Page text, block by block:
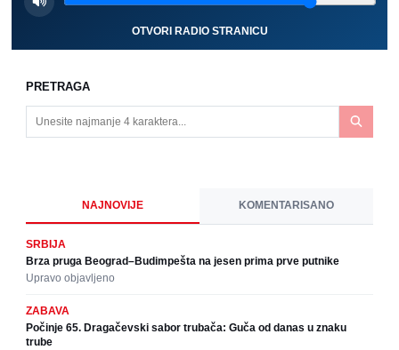
OTVORI RADIO STRANICU
PRETRAGA
NAJNOVIJE KOMENTARISANO
SRBIJA
Brza pruga Beograd–Budimpešta na jesen prima prve putnike
Upravo objavljeno
ZABAVA
Počinje 65. Dragačevski sabor trubača: Guča od danas u znaku
trube